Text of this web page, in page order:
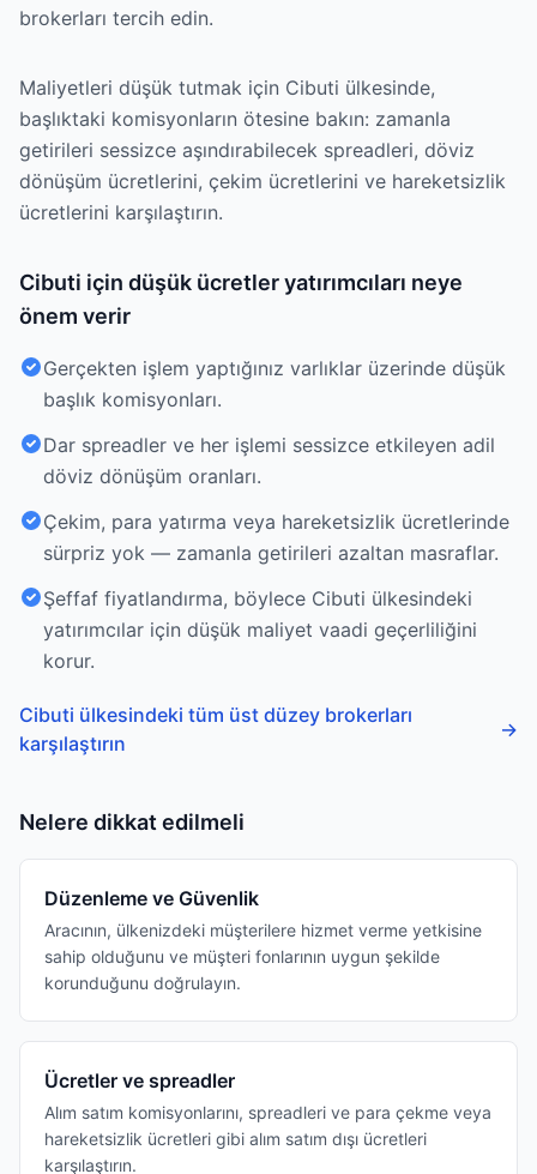
brokerları tercih edin.
Maliyetleri düşük tutmak için Cibuti ülkesinde,
başlıktaki komisyonların ötesine bakın: zamanla
getirileri sessizce aşındırabilecek spreadleri, döviz
dönüşüm ücretlerini, çekim ücretlerini ve hareketsizlik
ücretlerini karşılaştırın.
Cibuti için düşük ücretler yatırımcıları neye
önem verir
Gerçekten işlem yaptığınız varlıklar üzerinde düşük
başlık komisyonları.
Dar spreadler ve her işlemi sessizce etkileyen adil
döviz dönüşüm oranları.
Çekim, para yatırma veya hareketsizlik ücretlerinde
sürpriz yok — zamanla getirileri azaltan masraflar.
Şeffaf fiyatlandırma, böylece Cibuti ülkesindeki
yatırımcılar için düşük maliyet vaadi geçerliliğini
korur.
Cibuti ülkesindeki tüm üst düzey brokerları
karşılaştırın
→
Nelere dikkat edilmeli
Düzenleme ve Güvenlik
Aracının, ülkenizdeki müşterilere hizmet verme yetkisine
sahip olduğunu ve müşteri fonlarının uygun şekilde
korunduğunu doğrulayın.
Ücretler ve spreadler
Alım satım komisyonlarını, spreadleri ve para çekme veya
hareketsizlik ücretleri gibi alım satım dışı ücretleri
karşılaştırın.